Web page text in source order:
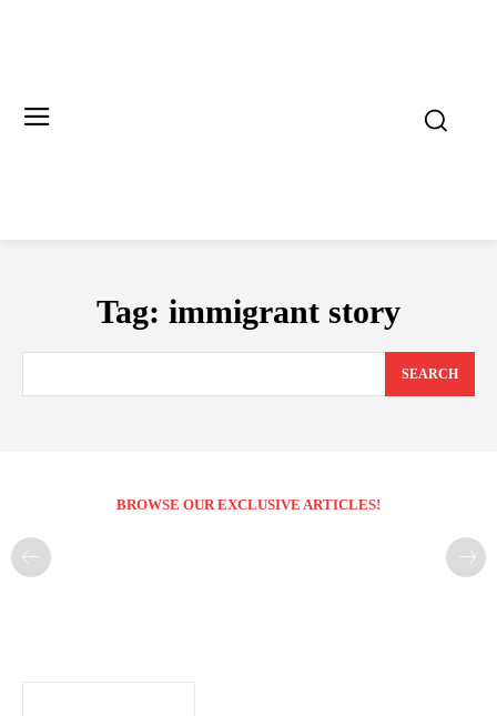
Tag: immigrant story
SEARCH
BROWSE OUR EXCLUSIVE ARTICLES!